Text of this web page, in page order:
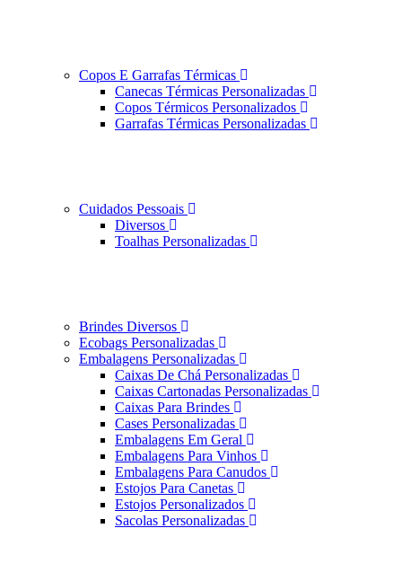
Copos E Garrafas Térmicas
Canecas Térmicas Personalizadas
Copos Térmicos Personalizados
Garrafas Térmicas Personalizadas
Cuidados Pessoais
Diversos
Toalhas Personalizadas
Brindes Diversos
Ecobags Personalizadas
Embalagens Personalizadas
Caixas De Chá Personalizadas
Caixas Cartonadas Personalizadas
Caixas Para Brindes
Cases Personalizadas
Embalagens Em Geral
Embalagens Para Vinhos
Embalagens Para Canudos
Estojos Para Canetas
Estojos Personalizados
Sacolas Personalizadas